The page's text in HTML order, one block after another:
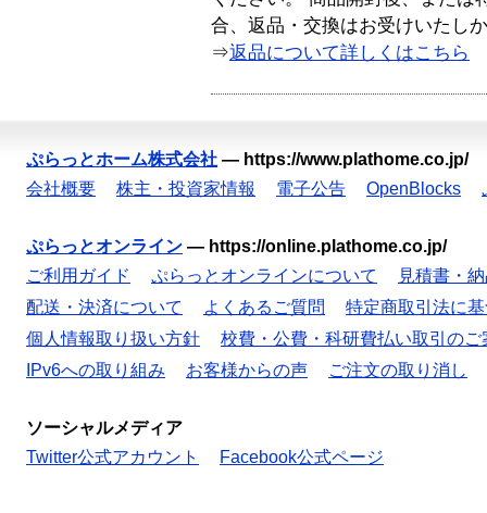
合、返品・交換はお受けいたし
⇒返品について詳しくはこちら
ぷらっとホーム株式会社 — https://www.plathome.co.jp/
会社概要
株主・投資家情報 電子公告 OpenBlocks
ぷらっとオンライン — https://online.plathome.co.jp/
ご利用ガイド
ぷらっとオンラインについて
見積書・
配送・決済について
よくあるご質問
特定商取引法に
個人情報取り扱い方針
校費・公費・科研費払い取引のご
IPv6への取り組み
お客様からの声 ご注文の取り消し
ソーシャルメディア
Twitter公式アカウント
Facebook公式ページ